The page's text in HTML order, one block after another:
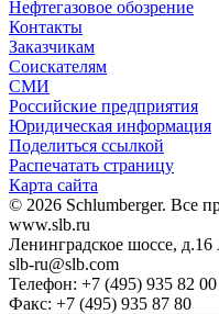
Нефтегазовое обозрение
Контакты
Заказчикам
Соискателям
СМИ
Российские предприятия
Юридическая информация
Поделиться ссылкой
Распечатать страницу
Карта сайта
© 2026 Schlumberger. Все
www.slb.ru
Ленинградское шоссе, д.16
slb-ru@slb.com
Телефон: +7 (495) 935 82 00
Факс: +7 (495) 935 87 80